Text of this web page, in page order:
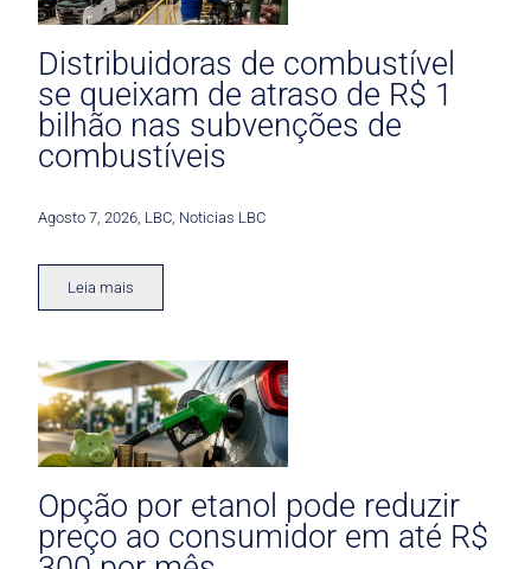
Distribuidoras de combustível
se queixam de atraso de R$ 1
bilhão nas subvenções de
combustíveis
Agosto 7, 2026 LBC Noticias LBC
Leia mais
Opção por etanol pode reduzir
preço ao consumidor em até R$